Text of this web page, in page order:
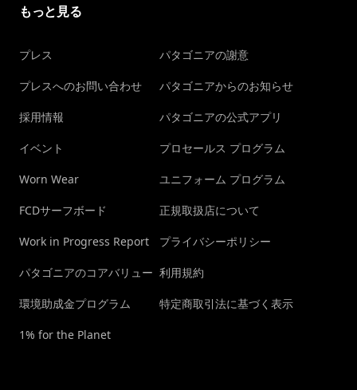
もっと見る
プレス
プレスへのお問い合わせ
採用情報
イベント
Worn Wear
FCDサーフボード
Work in Progress Report
パタゴニアのコアバリュー
環境助成金プログラム
1% for the Planet
パタゴニアの謝意
パタゴニアからのお知らせ
パタゴニアの公式アプリ
プロセールス プログラム
ユニフォーム プログラム
正規取扱店について
プライバシーポリシー
利用規約
特定商取引法に基づく表示